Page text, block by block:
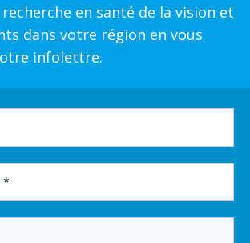
en santé de la vision et
dans votre région en vous
infolettre.